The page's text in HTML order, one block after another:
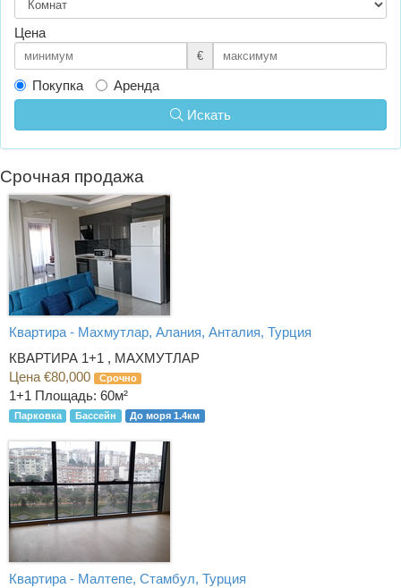
Цена
€
Покупка
Аренда
Искать
Срочная продажа
Квартира - Махмутлар, Алания, Анталия, Турция
КВАРТИРА 1+1 , МАХМУТЛАР
Цена €80,000
Срочно
1+1 Площадь: 60м²
Парковка Бассейн До моря 1.4км
Квартира - Малтепе, Стамбул, Турция